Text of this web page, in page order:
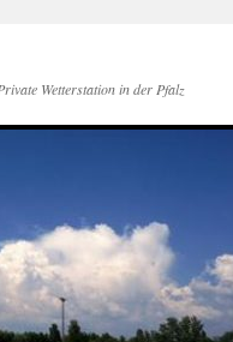
Wetterstation in der Pfalz